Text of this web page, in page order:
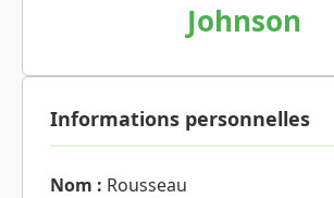
Johnson
Informations personnelles
Nom : Rousseau